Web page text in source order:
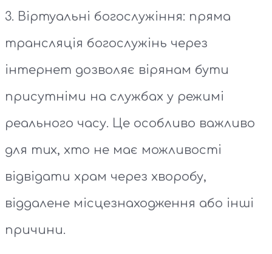
3. Віртуальні богослужіння: пряма
трансляція богослужінь через
інтернет дозволяє вірянам бути
присутніми на службах у режимі
реального часу. Це особливо важливо
для тих, хто не має можливості
відвідати храм через хворобу,
віддалене місцезнаходження або інші
причини.